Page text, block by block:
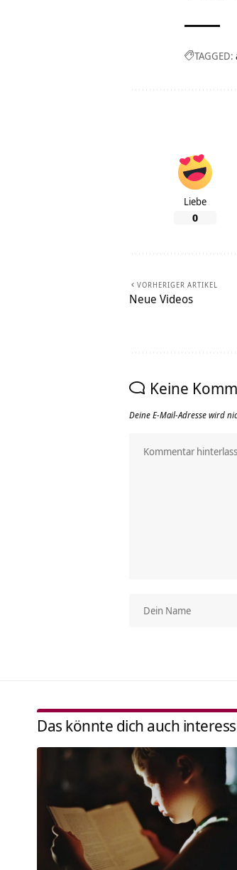
TAGGED:
Liebe
0
VORHERIGER ARTIKEL
Neue Videos
Keine
Deine E-Mail-Adresse wird
Das könnte dich auch